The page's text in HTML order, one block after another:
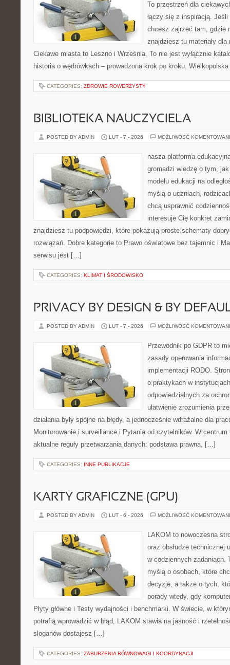
To przestrzeń dla
łączy się z inspiracją.
chcesz zajrzeć tam, gdzie
znajdziesz tu materiały
Ciekawe miasta to Leszno i Września. To nie jest wyłącznie
historia o wędrówkach – prowadzona krok po kroku.
CATEGORIES: ZDROWIE ROWERZYSTY
BIBLIOTEKA NAUCZYCIELA
POSTED BY ADMIN LUT - 7 - 2026 MOŻLIWOŚĆ
nasza platforma
gromadzi wiedzę o tym,
modelu edukacji na
myślą o uczniach,
chcą usprawnić
interesuje Cię konkret
znajdziesz tu podpowiedzi, które pokazują proste schematy
rozwiązań. Dobre kategorie to Prawo oświatowe bez tajemnic i
serwisu jest […]
CATEGORIES: KLIMAT I ŚRODOWISKO
PRIVACY BY DESIGN & BY
POSTED BY ADMIN LUT - 7 - 2026 MOŻLIWOŚĆ
Przewodnik po GDPR to
zasady operowania
implementacji RODO.
o praktykach w
odpowiedzialnych za
ułatwienie zrozumienia
działania były spójne na błędy, a jednocześnie wdrażalne dla
Monitorowanie i surveillance i Pytania od czytelników. W
aktualne reguły przetwarzania danych: podstawa prawna, […]
CATEGORIES: INNE PUBLIKACJE
KARTY GRAFICZNE (GPU)
POSTED BY ADMIN LUT - 6 - 2026 MOŻLIWOŚĆ
LAKOM to nowoczesna
oraz obsłudze technicznej
w codziennych zadaniach.
myślą o osobach, które
decyzje, a także o tych,
porady wtedy, gdy
Płyty główne i Testy wydajności i benchmarki. W świecie, w
potrafią wprowadzić w błąd, LAKOM stawia na jasność i
sloganów dostajesz […]
CATEGORIES: ZABURZENIA RÓWNOWAGI I KOORDYNACJI